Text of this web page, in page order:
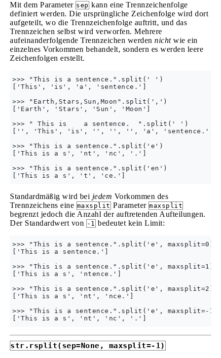
Mit dem Parameter sep kann eine Trennzeichenfolge
definiert werden. Die ursprüngliche Zeichenfolge wird dort
aufgeteilt, wo die Trennzeichenfolge auftritt, und das
Trennzeichen selbst wird verworfen. Mehrere
aufeinanderfolgende Trennzeichen werden nichtwie ein
einzelnes Vorkommen behandelt, sondern es werden leere
Zeichenfolgen erstellt.
>>> "This is a sentence.".split(' ')
['This', 'is', 'a', 'sentence.']
>>> "Earth,Stars,Sun,Moon".split(',')
['Earth', 'Stars', 'Sun', 'Moon']
>>> " This is    a sentence.  ".split(' ')
['', 'This', 'is', '', '', '', 'a',
>>> "This is a sentence.".split('e')
['This is a s', 'nt', 'nc', '.']
>>> "This is a sentence.".split('en')
Standardmäßig wird bei jedem Vorkommen des
Trennzeichens eine maxsplit Parameter maxsplit
begrenzt jedoch die Anzahl der auftretenden Aufteilungen.
Der Standardwert von -1 bedeutet kein Limit:
>>> "This is a sentence.".split('e', maxsplit=0)
['This is a sentence.']
>>> "This is a sentence.".split('e', maxsplit=1)
['This is a s', 'ntence.']
>>> "This is a sentence.".split('e', maxsplit=2)
['This is a s', 'nt', 'nce.']
>>> "This is a sentence.".split('e', maxsplit=-1)
str.rsplit(sep=None, maxsplit=-1)